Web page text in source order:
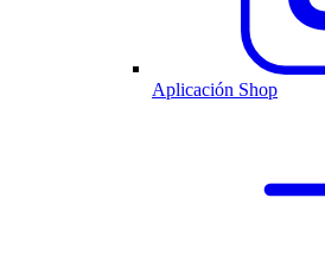
Aplicación Shop